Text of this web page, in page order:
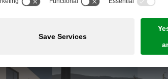
Jobs
Guestnet